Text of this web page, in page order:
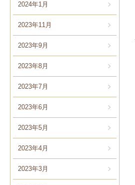
2024年1月
2023年11月
2023年9月
2023年8月
2023年7月
2023年6月
2023年5月
2023年4月
2023年3月